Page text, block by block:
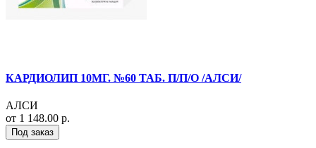
КАРДИОЛИП 10МГ. №60 ТАБ. П/П/О /АЛСИ/
АЛСИ
от 1 148.00 р.
Под заказ